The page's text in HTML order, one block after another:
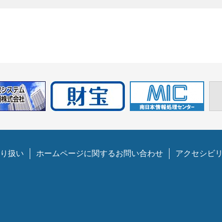
扱い ホームページに関するお問い合わせ アクセシビ